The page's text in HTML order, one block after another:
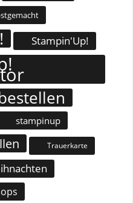
Stampin'Up!
stampinup
Trauerkarte